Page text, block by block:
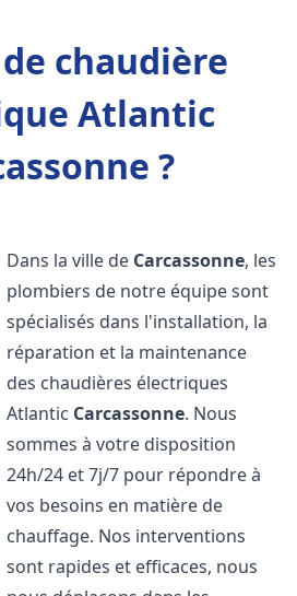
chaudière
Atlantic
?
Dans la ville de Carcassonne, les
plombiers de notre équipe sont
spécialisés dans l'installation, la
réparation et la maintenance
des chaudières électriques
Atlantic Carcassonne. Nous
sommes à votre disposition
24h/24 et 7j/7 pour répondre à
vos besoins en matière de
chauffage. Nos interventions
sont rapides et efficaces, nous